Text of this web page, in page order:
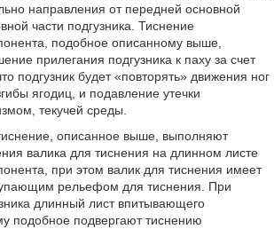
направления от передней основной
части подгузника. Тиснение
подобное описанному выше,
прилегания подгузника к паху за счет
подгузник будет «повторять» движения ног
ягодиц, и подавление утечки
текучей среды.
описанное выше, выполняют
валика для тиснения на длинном листе
при этом валик для тиснения имеет
рельефом для тиснения. При
длинный лист впитывающего
подобное подвергают тиснению